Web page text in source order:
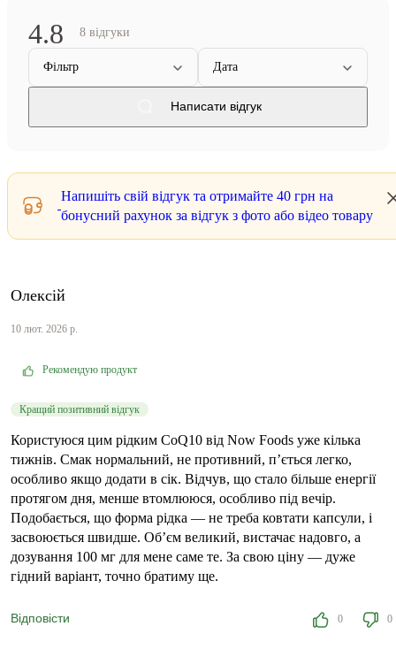
4.8 8 відгуки
Фільтр Дата
Написати відгук
Напишіть свій відгук та отримайте 40 грн на
бонусний рахунок за відгук з фото або відео товару
Олексій
10 лют. 2026 р.
Рекомендую продукт
Кращий позитивний відгук
Користуюся цим рідким CoQ10 від Now Foods уже кілька
тижнів. Смак нормальний, не противний, п’ється легко,
особливо якщо додати в сік. Відчув, що стало більше енергії
протягом дня, менше втомлююся, особливо під вечір.
Подобається, що форма рідка — не треба ковтати капсули, і
засвоюється швидше. Об’єм великий, вистачає надовго, а
дозування 100 мг для мене саме те. За свою ціну — дуже
гідний варіант, точно братиму ще.
Відповісти 0 0